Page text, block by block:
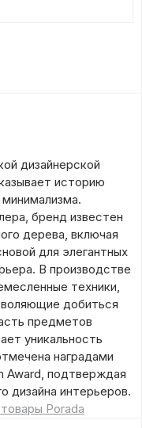
дизайнерской
историю
бренд известен
дерева, включая
для элегантных
В производстве
техники,
добиться
предметов
уникальность
наградами
Award, подтверждая
дизайна интерьеров.
Porada